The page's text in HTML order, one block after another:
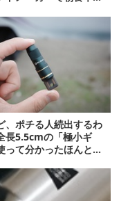
、ポチる人続出するわ
長5.5cmの「極小ギ
って分かったほんとの